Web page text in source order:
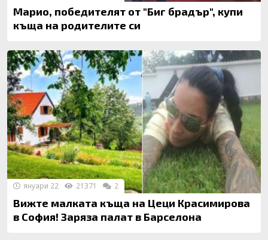
Марио, победителят от "Биг брадър", купи
къща на родителите си
Вижте малката къща на Цеци Красимирова
в София! Заряза палат в Барселона
януари 22 21371 2